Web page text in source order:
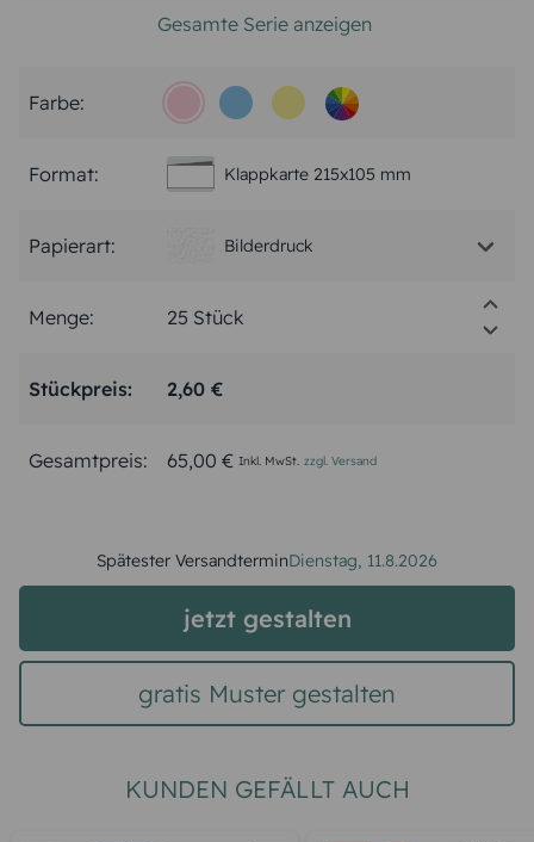
Gesamte Serie anzeigen
Farbe:
Format: Klappkarte 215x105 mm
Papierart: Bilderdruck
Menge:
Stückpreis: 2,60 €
Gesamtpreis: 65,00 € Inkl. MwSt. zzgl. Versand
Spätester VersandterminDienstag, 11.8.2026
jetzt gestalten
gratis Muster gestalten
KUNDEN GEFÄLLT AUCH